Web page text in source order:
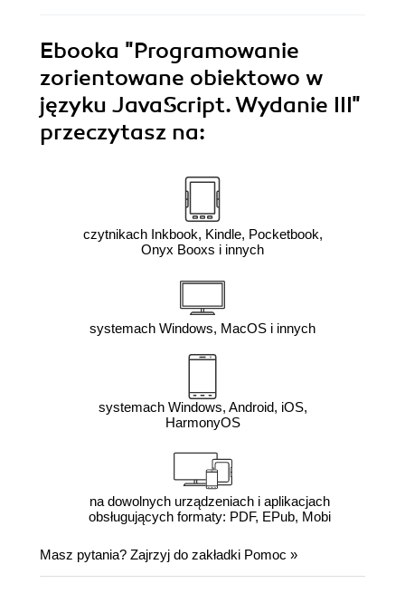
Ebooka "Programowanie
zorientowane obiektowo w
języku JavaScript. Wydanie III"
przeczytasz na:
czytnikach Inkbook, Kindle, Pocketbook,
Onyx Booxs i innych
systemach Windows, MacOS i innych
systemach Windows, Android, iOS,
HarmonyOS
na dowolnych urządzeniach i aplikacjach
obsługujących formaty: PDF, EPub, Mobi
Masz pytania? Zajrzyj do zakładki Pomoc »